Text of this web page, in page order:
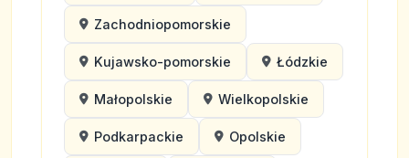
Zachodniopomorskie
Kujawsko-pomorskie Łódzkie
Małopolskie Wielkopolskie
Podkarpackie Opolskie